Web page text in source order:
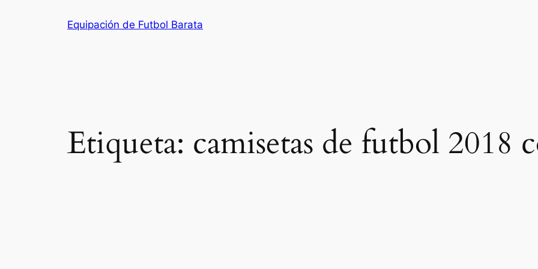
Equipación de Futbol Barata
Etiqueta: camisetas de futbol 2018